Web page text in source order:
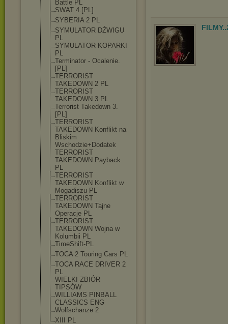
Battle PL
SWAT 4.[PL]
SYBERIA 2 PL
SYMULATOR DŹWIGU
PL
SYMULATOR KOPARKI
PL
Terminator - Ocalenie.
[PL]
TERRORIST
TAKEDOWN 2 PL
TERRORIST
TAKEDOWN 3 PL
Terrorist Takedown 3.
[PL]
TERRORIST
TAKEDOWN Konflikt na
Bliskim
Wschodzie+Dodatek
TERRORIST
TAKEDOWN Payback
PL
TERRORIST
TAKEDOWN Konflikt w
Mogadiszu PL
TERRORIST
TAKEDOWN Tajne
Operacje PL
TERRORIST
TAKEDOWN Wojna w
Kolumbii PL
TimeShift-PL
TOCA 2 Touring Cars PL
TOCA RACE DRIVER 2
PL
WIELKI ZBIÓR
TIPSÓW
WILLIAMS PINBALL
CLASSICS ENG
Wolfschanze 2
XIII PL